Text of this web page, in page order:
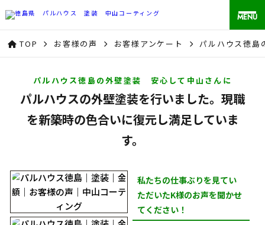
MENU
TOP お客様の声 お客様アンケート パルハウス徳
パルハウス徳島の外壁塗装 安心して中山さんに
パルハウスの外壁塗装を行いました。現職
を新築時の色合いに復元し満足していま
す。
私たちの仕事ぶりを見てい
ただいたK様のお声を聞かせ
てください！